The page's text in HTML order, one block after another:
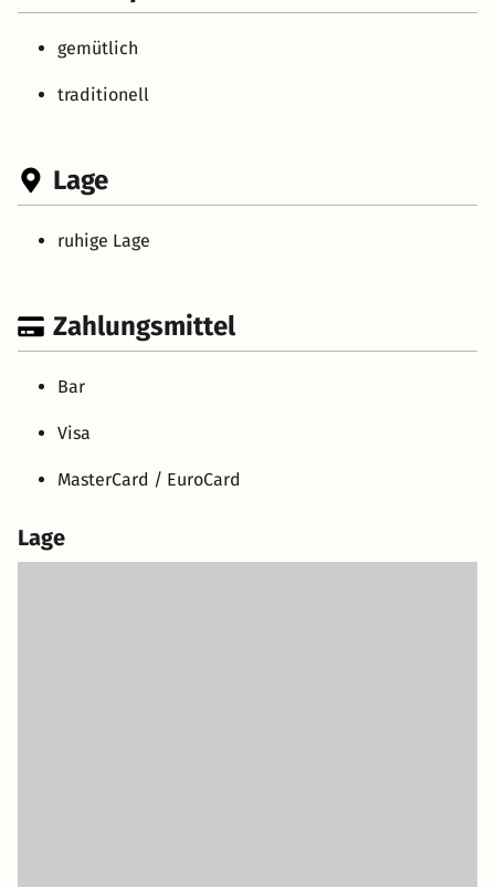
gemütlich
traditionell
Lage
ruhige Lage
Zahlungsmittel
Bar
Visa
MasterCard / EuroCard
Lage